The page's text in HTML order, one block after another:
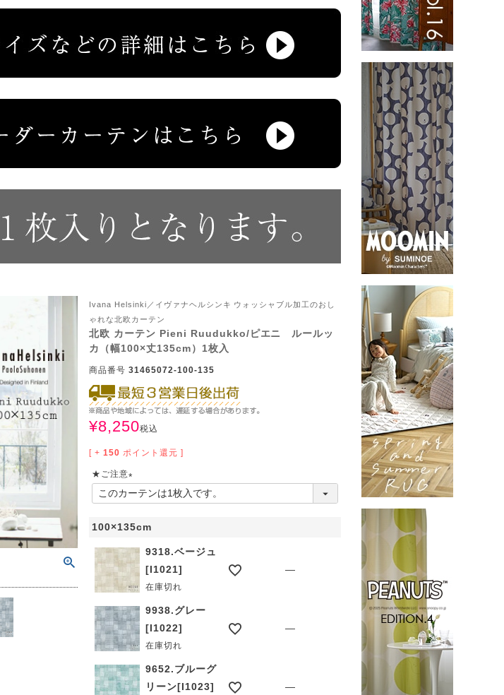
PRINCESS
Ivana Helsinki／イヴァナヘルシンキ ウォッシャブル加工のおし
ゃれな北欧カーテン
北欧 カーテン Pieni Ruudukko/ピエニ ルールッ
カ（幅100×丈135cm）1枚入
商品番号 31465072-100-135
¥8,250税込
[ + 150 ポイント還元 ]
★ご注意
(
須
)
100×135cm
9318.ベージュ
[I1021]
在庫切れ
—
9938.グレー
[I1022]
在庫切れ
—
9652.ブルーグ
リーン[I1023]
—